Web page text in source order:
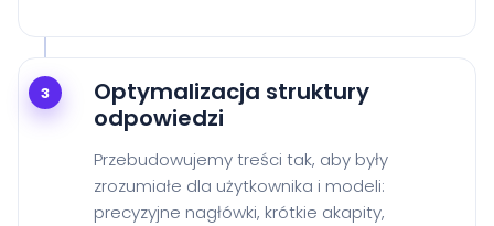
3
Optymalizacja struktury
odpowiedzi
Przebudowujemy treści tak, aby były
zrozumiałe dla użytkownika i modeli:
precyzyjne nagłówki, krótkie akapity,